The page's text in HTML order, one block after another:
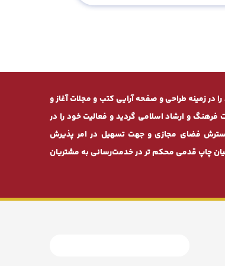
بصورت تخصصی فعالیت خود را در زمینه طراحی و صفحه ‌آرایی کتب و مجلات آغاز و
مجوز رسمی از وزارت فرهنگ و ارشاد اسلامی گردید و فعالیت خود را در
گسترش فضای مجازی و جهت تسهیل در امر پذیرش
‌چاپ قدمی محکم ‌تر در خدمت‌رسانی به مشتریان